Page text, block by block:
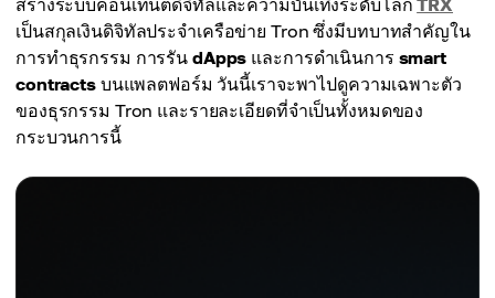
สร้างระบบคอนเทนต์ดิจิทัลและความบันเทิงระดับโลกTRX
เป็นสกุลเงินดิจิทัลประจำเครือข่าย Tron ซึ่งมีบทบาทสำคัญใน
การทำธุรกรรม การรัน dApps และการดำเนินการ smart
contractsบนแพลตฟอร์ม วันนี้เราจะพาไปดูความเฉพาะตัว
ของธุรกรรม Tron และรายละเอียดที่จำเป็นทั้งหมดของ
กระบวนการนี้